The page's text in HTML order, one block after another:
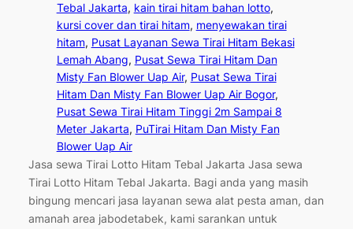
Tebal Jakarta, kain tirai hitam bahan lotto
kursi cover dan tirai hitam, menyewakan tirai
hitam, Pusat Layanan Sewa Tirai Hitam Bekasi
Lemah Abang, Pusat Sewa Tirai Hitam Dan
Misty Fan Blower Uap Air, Pusat Sewa Tirai
Hitam Dan Misty Fan Blower Uap Air Bogor
Pusat Sewa Tirai Hitam Tinggi 2m Sampai 8
Meter Jakarta, PuTirai Hitam Dan Misty Fan
Blower Uap Air
Jasa sewa Tirai Lotto Hitam Tebal Jakarta Jasa sewa
Tirai Lotto Hitam Tebal Jakarta. Bagi anda yang masih
bingung mencari jasa layanan sewa alat pesta aman, dan
amanah area jabodetabek, kami sarankan untuk